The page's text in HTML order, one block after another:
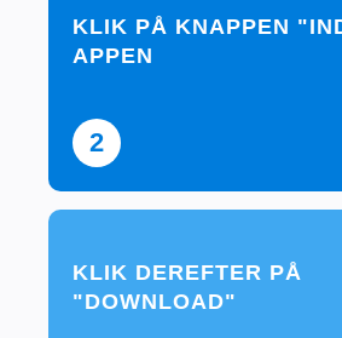
2
KLIK PÅ KNAPPEN
APPEN
KLIK DEREFTER PÅ
"DOWNLOAD"